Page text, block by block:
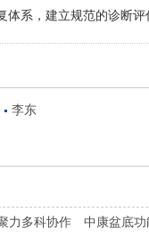
体系，建立规范的诊断
李东
力多科协作 中康盆底功